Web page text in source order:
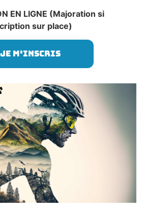
EN LIGNE (Majoration si
sur place)
Je m'inscris